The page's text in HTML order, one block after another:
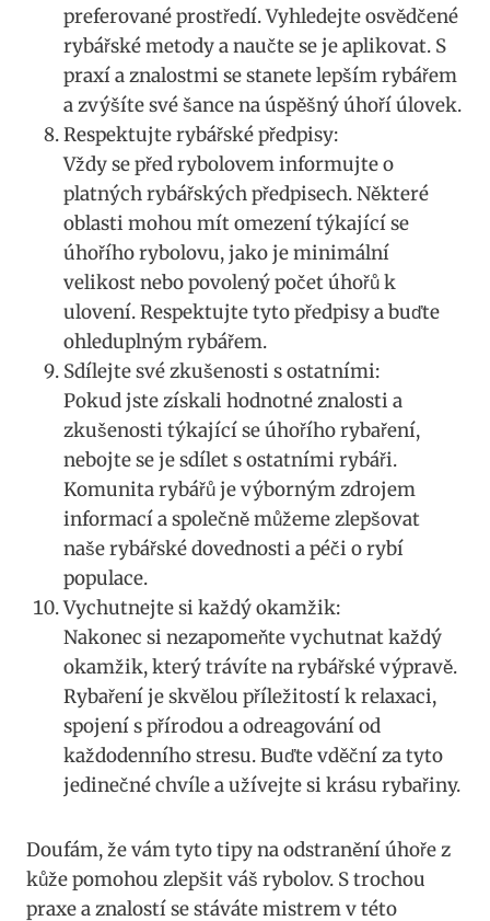
preferované prostředí. Vyhledejte osvědčené
rybářské metody a naučte se je aplikovat. S
praxí a znalostmi se stanete lepším rybářem
a zvýšíte své šance na úspěšný úhoří úlovek.
Respektujte rybářské předpisy:
Vždy se před rybolovem informujte o
platných rybářských předpisech. Některé
oblasti mohou mít omezení týkající se
úhořího rybolovu, jako je minimální
velikost nebo povolený počet úhořů k
ulovení. Respektujte tyto předpisy a buďte
ohleduplným rybářem.
Sdílejte své zkušenosti s ostatními:
Pokud jste získali hodnotné znalosti a
zkušenosti týkající se úhořího rybaření,
nebojte se je sdílet s ostatními rybáři.
Komunita rybářů je výborným zdrojem
informací a společně můžeme zlepšovat
naše rybářské dovednosti a péči o rybí
populace.
Vychutnejte si každý okamžik:
Nakonec si nezapomeňte vychutnat každý
okamžik, který trávíte na rybářské výpravě.
Rybaření je skvělou příležitostí k relaxaci,
spojení s přírodou a odreagování od
každodenního stresu. Buďte vděční za tyto
jedinečné chvíle a užívejte si krásu rybařiny.
Doufám, že vám tyto tipy na odstranění úhoře z
kůže pomohou zlepšit váš rybolov. S trochou
praxe a znalostí se stáváte mistrem v této